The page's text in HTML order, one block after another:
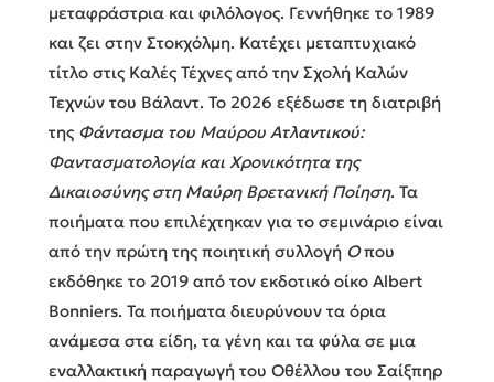
μεταφράστρια και φιλόλογος. Γεννήθηκε το 1989
και ζει στην Στοκχόλμη. Κατέχει μεταπτυχιακό
τίτλο στις Καλές Τέχνες από την Σχολή Καλών
Τεχνών του Βάλαντ. Το 2026 εξέδωσε τη διατριβή
της Φάντασμα του Μαύρου Ατλαντικού:
Φαντασματολογία και Χρονικότητα της
Δικαιοσύνης στη Μαύρη Βρετανική Ποίηση. Τα
ποιήματα που επιλέχτηκαν για το σεμινάριο είναι
από την πρώτη της ποιητική συλλογή Οπου
εκδόθηκε το 2019 από τον εκδοτικό οίκο Albert
Bonniers. Τα ποιήματα διευρύνουν τα όρια
ανάμεσα στα είδη, τα γένη και τα φύλα σε μια
εναλλακτική παραγωγή του Οθέλλου του Σαίξπηρ